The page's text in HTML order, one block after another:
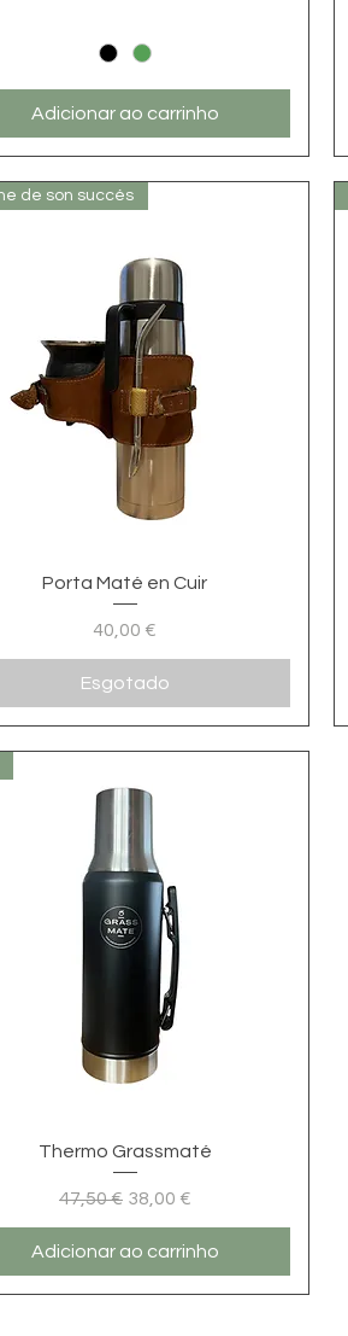
Adicionar ao carrinho
Visualização rápida
de son succés
Porta Maté en Cuir
Preço
40,00 €
Esgotado
Visualização rápida
Thermo Grassmaté
Preço normal
47,50 € Preço promocional
38,00 €
Adicionar ao carrinho